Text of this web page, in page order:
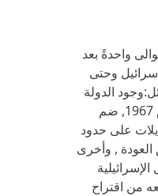
واحدةً بعد
وحتى
الدولة
الإسرائيلية ذاتها, احتلال عام 1967, ضم
على حدود
حق العودة , وأخرى
من اقتراح